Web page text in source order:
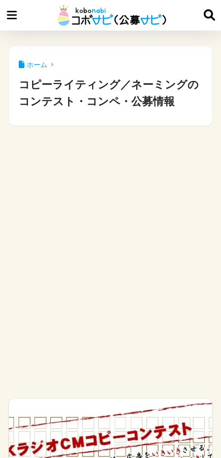
ホーム
コピーライティング／ネーミングの
コンテスト・コンペ・公募情報